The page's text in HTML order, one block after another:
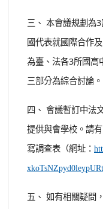
三、 本會議規劃為
國代表就國際合作
為臺、法各3所國高
三部分為綜合討論。
四、 會議暫訂中法
提供與會學校。請
寫調查表（網址：
五、 如有相關疑問